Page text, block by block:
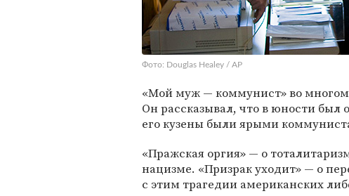
Фото: Douglas Healey / AP
«Мой муж — коммунист» во многом
Он рассказывал, что в юности был
его кузены были ярыми
«Пражская оргия» — о
нацизме. «Призрак уходит» — о
с этим трагедии американских